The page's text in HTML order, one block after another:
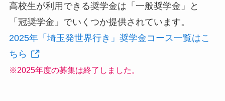
高校生が利用できる奨学金は「一般奨学金」と
「冠奨学金」でいくつか提供されています。
2025年「埼玉発世界行き」奨学金コース一覧はこ
ちら
※2025年度の募集は終了しました。